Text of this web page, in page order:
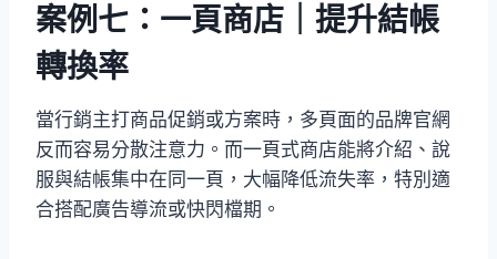
案例七：一頁商店｜提升結帳
轉換率
當行銷主打商品促銷或方案時，多頁面的品牌官網
反而容易分散注意力。而一頁式商店能將介紹、說
服與結帳集中在同一頁，大幅降低流失率，特別適
合搭配廣告導流或快閃檔期。